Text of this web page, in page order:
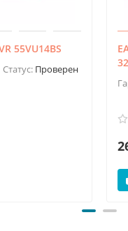
55VU14BS
Статус: Проверен